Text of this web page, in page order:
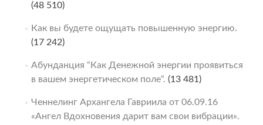
(48 510)
Как вы будете ощущать повышенную энергию.
(17 242)
Абунданция “Как Денежной энергии проявиться
в вашем энергетическом поле“. (13 481)
Ченнелинг Архангела Гавриила от 06.09.16
«Ангел Вдохновения дарит вам свои вибрации».